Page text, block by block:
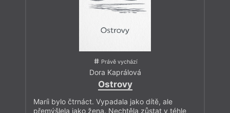
Právě vychází
Dora Kaprálová
Ostrovy
Maríi bylo čtrnáct. Vypadala jako dítě, ale
přemýšlela jako žena. Nechtěla zůstat v téhle